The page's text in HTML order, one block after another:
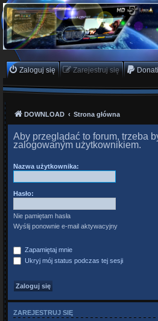
PKTeam - Polish Koders
Team
Hyperion, Enigma, E2, PKT, listy kanałów, oscam
Zaloguj się Zarejestruj się
DOWNLOAD Strona główna
Aby przeglądać to forum, trzeba
zalogowanym użytkownikiem.
Nazwa użytkownika:
Hasło:
Nie pamiętam hasła
Wyślij ponownie e-mail aktywacyjny
Zapamiętaj mnie
Ukryj mój status podczas tej sesji
ZAREJESTRUJ SIĘ